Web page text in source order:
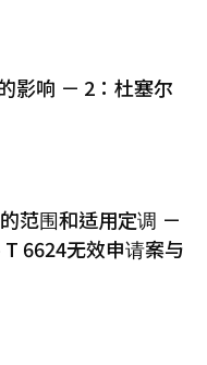
影响 － 2：杜塞尔
范围和适用定调 －
6624无效申请案与